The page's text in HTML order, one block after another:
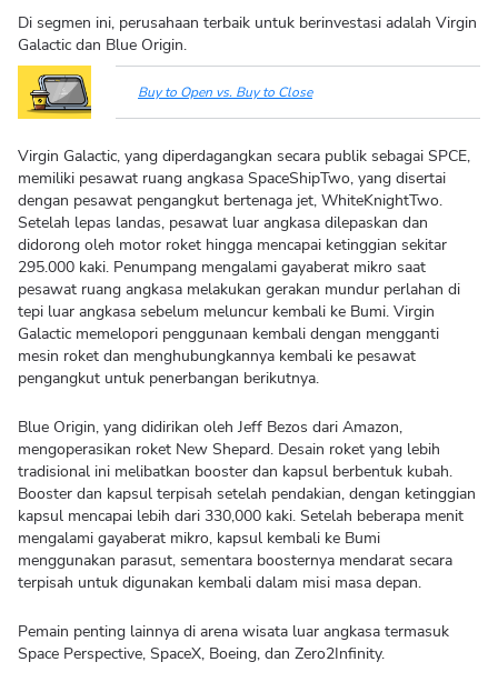
Di segmen ini, perusahaan terbaik untuk berinvestasi adalah Virgin
Galactic dan Blue Origin.
Buy to Open vs. Buy to Close
Virgin Galactic, yang diperdagangkan secara publik sebagai SPCE,
memiliki pesawat ruang angkasa SpaceShipTwo, yang disertai
dengan pesawat pengangkut bertenaga jet, WhiteKnightTwo.
Setelah lepas landas, pesawat luar angkasa dilepaskan dan
didorong oleh motor roket hingga mencapai ketinggian sekitar
295.000 kaki. Penumpang mengalami gayaberat mikro saat
pesawat ruang angkasa melakukan gerakan mundur perlahan di
tepi luar angkasa sebelum meluncur kembali ke Bumi. Virgin
Galactic memelopori penggunaan kembali dengan mengganti
mesin roket dan menghubungkannya kembali ke pesawat
pengangkut untuk penerbangan berikutnya.
Blue Origin, yang didirikan oleh Jeff Bezos dari Amazon,
mengoperasikan roket New Shepard. Desain roket yang lebih
tradisional ini melibatkan booster dan kapsul berbentuk kubah.
Booster dan kapsul terpisah setelah pendakian, dengan ketinggian
kapsul mencapai lebih dari 330,000 kaki. Setelah beberapa menit
mengalami gayaberat mikro, kapsul kembali ke Bumi
menggunakan parasut, sementara boosternya mendarat secara
terpisah untuk digunakan kembali dalam misi masa depan.
Pemain penting lainnya di arena wisata luar angkasa termasuk
Space Perspective, SpaceX, Boeing, dan Zero2Infinity.